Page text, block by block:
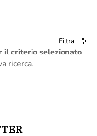
Filtra
il criterio selezionato
ricerca.